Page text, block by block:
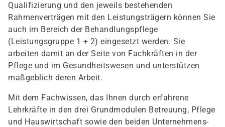
Qualifizierung und den jeweils bestehenden
Rahmenverträgen mit den Leistungsträgern können Sie
auch im Bereich der Behandlungspflege
(Leistungsgruppe 1 + 2) eingesetzt werden. Sie
arbeiten damit an der Seite von Fachkräften in der
Pflege und im Gesundheitswesen und unterstützen
maßgeblich deren Arbeit.
Mit dem Fachwissen, das Ihnen durch erfahrene
Lehrkräfte in den drei Grundmodulen Betreuung, Pflege
und Hauswirtschaft sowie den beiden Unternehmens-